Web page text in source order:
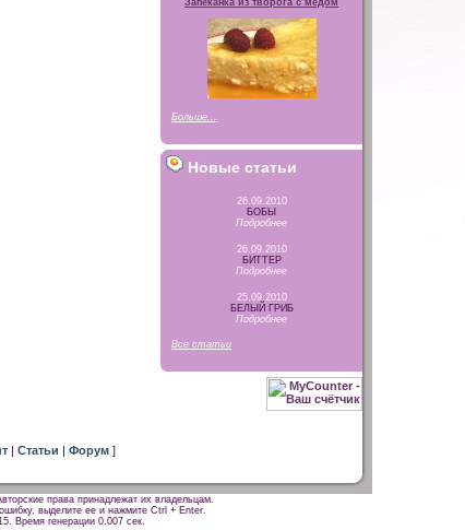
Запеканка из творога с медом
Больше...
Новые статьи
26.09.2010
БОБЫ
Подробнее
26.09.2010
БИТТЕР
Подробнее
25.09.2010
БЕЛЫЙ ГРИБ
Подробнее
Все статьи
| Статьи | Форум ]
права принадлежат их владельцам.
выделите ее и нажмите Ctrl + Enter.
Время генерации 0.007 сек.